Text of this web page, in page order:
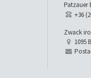
Patzauer
+36
Zwack
1095